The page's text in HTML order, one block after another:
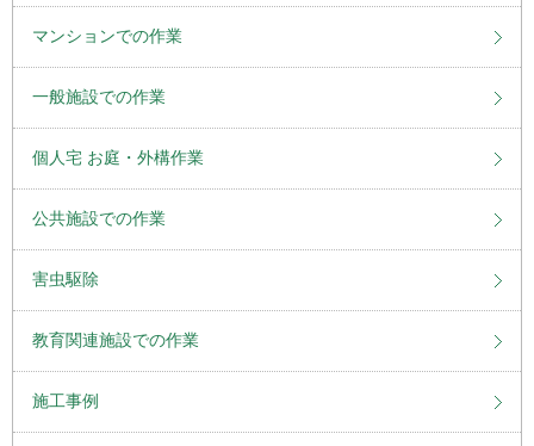
マンションでの作業
一般施設での作業
個人宅 お庭・外構作業
公共施設での作業
害虫駆除
教育関連施設での作業
施工事例